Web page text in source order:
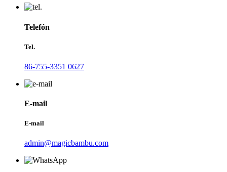
Telefón
Tel.
86-755-3351 0627
E-mail
E-mail
admin@magicbambu.com